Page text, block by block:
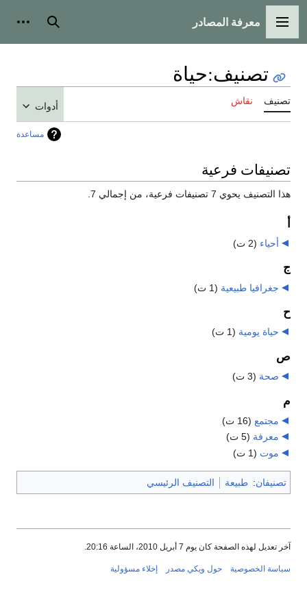
القائمة الرئيسية
معرفة المصادر بحث
تصنيف:حياة
تصنيف نقاش أدوات
مساعدة
تصنيفات فرعية
هذا التصنيف يحوي 7 تصنيفات فرعية، من إجمالي 7.
أحياء (2 ت)
ج
جغرافيا طبيعية (1 ت)
ح
حياة يومية (1 ت)
ص
صحة (3 ت)
م
مجتمع (16 ت)
معرفة (5 ت)
موت (1 ت)
تصنيفان: طبيعة التصنيف الرئيسي
آخر تعديل لهذه الصفحة كان يوم 7 أبريل 2010، الساعة 20:16.
سياسة الخصوصية حول ويكي مصدر إخلاء مسؤولية